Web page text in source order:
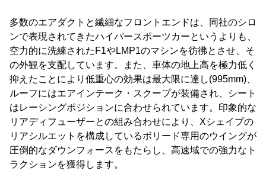
多数のエアダクトと繊細なフロントエンドは、同社のシロ
ンで表現されてきたハイパースポーツカーというよりも、
空力的に洗練されたF1やLMP1のマシンを彷彿とさせ、そ
の外観を支配しています。また、車体の地上高を極力低く
抑えたことにより低重心の効果は最大限に達し(995mm)、
ルーフにはエアインテーク・スクープが装備され、シート
はレーシングポジションに合わせられています。印象的な
リアディフューザーとの組み合わせにより、Xシェイプの
リアシルエットを構成しているボリード専用のウイングが
圧倒的なダウンフォースをもたらし、高速域での強力なト
ラクションを獲得します。